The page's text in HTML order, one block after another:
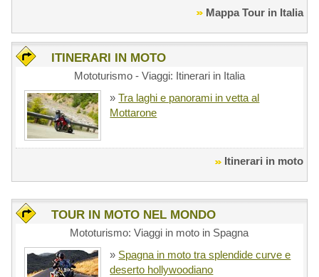
Mappa Tour in Italia
ITINERARI IN MOTO
Mototurismo - Viaggi: Itinerari in Italia
»Tra laghi e panorami in vetta al
Mottarone
Itinerari in moto
TOUR IN MOTO NEL MONDO
Mototurismo: Viaggi in moto in Spagna
» Spagna in moto tra splendide curve e
deserto hollywoodiano